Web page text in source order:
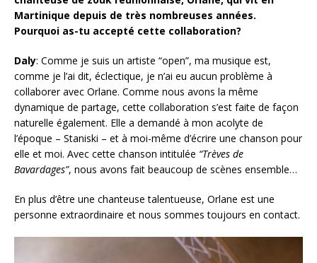
Martinique depuis de très nombreuses années.
Pourquoi as-tu accepté cette collaboration?
Daly: Comme je suis un artiste “open”, ma musique est,
comme je l’ai dit, éclectique, je n’ai eu aucun problème à
collaborer avec Orlane. Comme nous avons la même
dynamique de partage, cette collaboration s’est faite de façon
naturelle également. Elle a demandé à mon acolyte de
l’époque – Staniski – et à moi-même d’écrire une chanson pour
elle et moi. Avec cette chanson intitulée “Trèves de
Bavardages”, nous avons fait beaucoup de scènes ensemble…
En plus d’être une chanteuse talentueuse, Orlane est une
personne extraordinaire et nous sommes toujours en contact.